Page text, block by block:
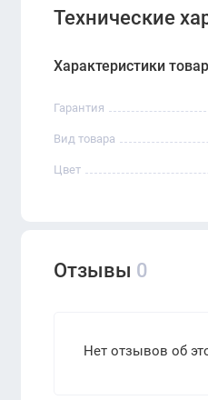
Технические
Характеристики
Гарантия
Вид товара
Цвет
Отзывы 0
Нет отзывов об